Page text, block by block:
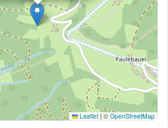
Leaflet |©OpenStreetMap